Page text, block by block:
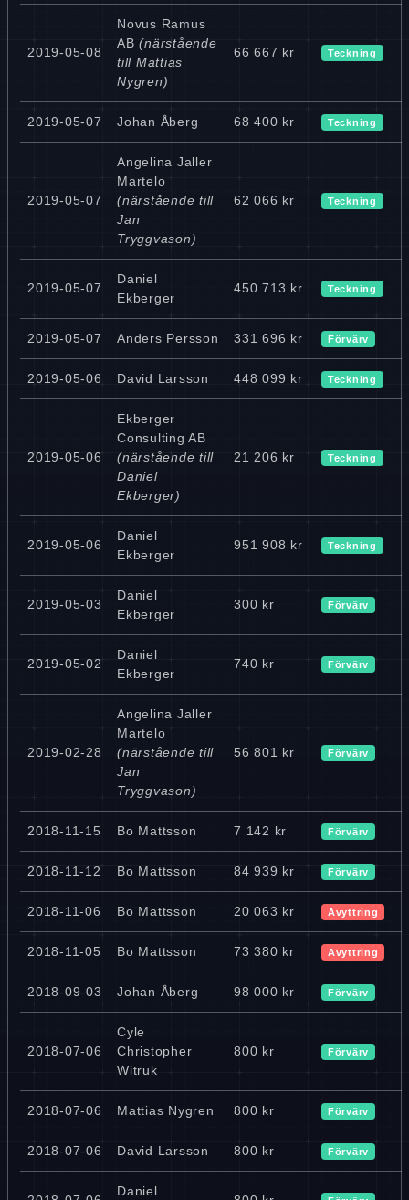
2019-05-08
Novus Ramus
AB (närstående
till Mattias
Nygren)
66 667 kr Teckning
2019-05-07 Johan Åberg 68 400 kr Teckning
2019-05-07
Angelina Jaller
Martelo
(närstående till
Jan
Tryggvason)
62 066 kr Teckning
2019-05-07
Daniel
Ekberger
450 713 kr Teckning
2019-05-07 Anders Persson 331 696 kr Förvärv
2019-05-06 David Larsson 448 099 kr Teckning
2019-05-06
Ekberger
Consulting AB
(närstående till
Daniel
Ekberger)
21 206 kr Teckning
2019-05-06
Daniel
Ekberger
951 908 kr Teckning
2019-05-03
Daniel
Ekberger
300 kr Förvärv
2019-05-02
Daniel
Ekberger
740 kr Förvärv
2019-02-28
Angelina Jaller
Martelo
(närstående till
Jan
Tryggvason)
56 801 kr Förvärv
2018-11-15 Bo Mattsson 7 142 kr Förvärv
2018-11-12 Bo Mattsson 84 939 kr Förvärv
2018-11-06 Bo Mattsson 20 063 kr Avyttring
2018-11-05 Bo Mattsson 73 380 kr Avyttring
2018-09-03 Johan Åberg 98 000 kr Förvärv
2018-07-06
Cyle
Christopher
Witruk
800 kr Förvärv
2018-07-06 Mattias Nygren 800 kr Förvärv
2018-07-06 David Larsson 800 kr Förvärv
Daniel